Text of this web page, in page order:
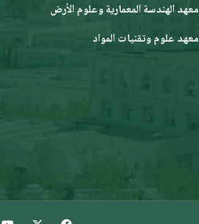
معهد الهندسة المعمارية وعلوم الأرض
معهد علوم وتقنيات المواد